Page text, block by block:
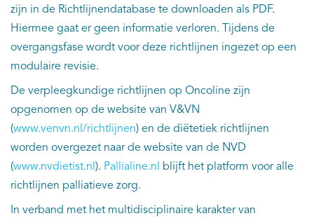
zijn in de Richtlijnendatabase te downloaden als PDF.
Hiermee gaat er geen informatie verloren. Tijdens de
overgangsfase wordt voor deze richtlijnen ingezet op een
modulaire revisie.
De verpleegkundige richtlijnen op Oncoline zijn
opgenomen op de website van V&VN
(www.venvn.nl/richtlijnen) en de diëtetiek richtlijnen
worden overgezet naar de website van de NVD
(www.nvdietist.nl). Pallialine.nl blijft het platform voor alle
richtlijnen palliatieve zorg.
In verband met het multidisciplinaire karakter van